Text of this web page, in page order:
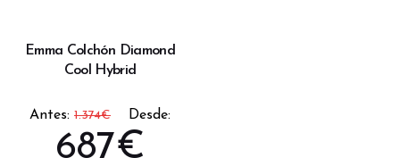
Emma Colchón Diamond
Cool Hybrid
Antes: 1.374€ Desde:
687€